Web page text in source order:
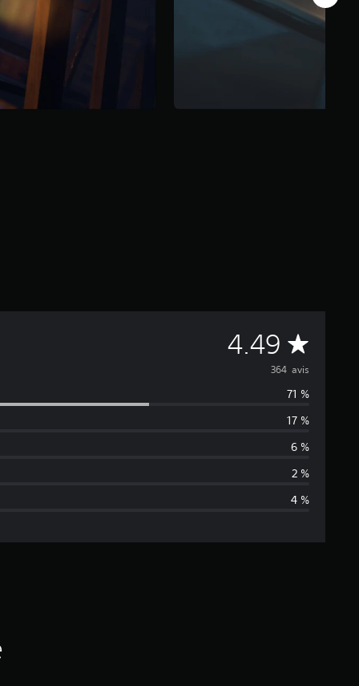
4.49 M
o
y
e
n
n
e
364 avis
71 %
17 %
6 %
2 %
4 %